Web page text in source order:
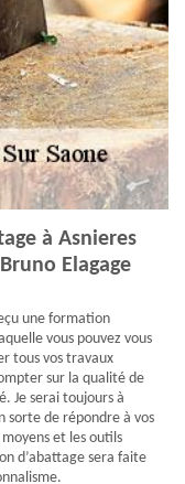
à Asnieres
Elagage
une formation
vous pouvez vous
tous vos travaux
sur la qualité de
Je serai toujours à
sorte de répondre à vos
et les outils
d’abattage sera faite